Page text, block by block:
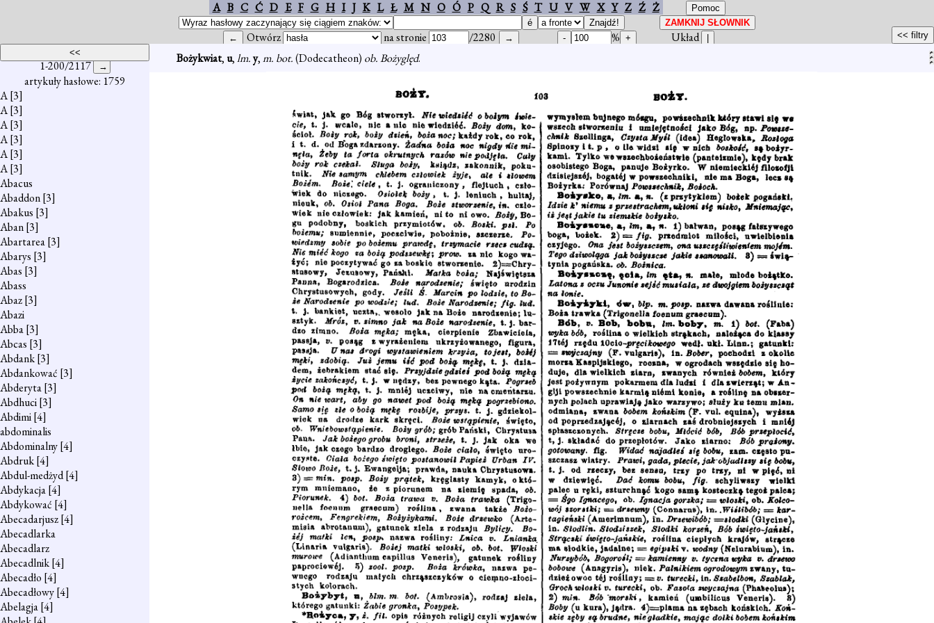
A B C Ć D E F G H I J K L Ł M N O Ó P Q R S Ś T U V W X Y Z Ź Ż
Otwórz na stronie /2280 %
Układ
1-200/2117
artykuły hasłowe: 1759
A[3]
A[3]
A[3]
A[3]
A[3]
A[3]
Abacus
Abaddon[3]
Abakus [3]
Aban[3]
Abartarea[3]
Abarys [3]
Abas [3]
Abass
Abaz[3]
Abazi
Abba[3]
Abcas [3]
Abdank[3]
Abdankować [3]
Abderyta[3]
Abdhuci[3]
Abdimi[4]
abdominalis
Abdominalny[4]
Abdruk[4]
Abdul-medżyd[4]
Abdykacja[4]
Abdykować [4]
Abecadarjusz[4]
Abecadlarka
Abecadlarz
Abecadlnik[4]
Abecadło [4]
Abecadłowy[4]
Abelagja[4]
Bożykwiat, u,lm.y,m. bot.(Dodecatheon) ob. Bożyględ.